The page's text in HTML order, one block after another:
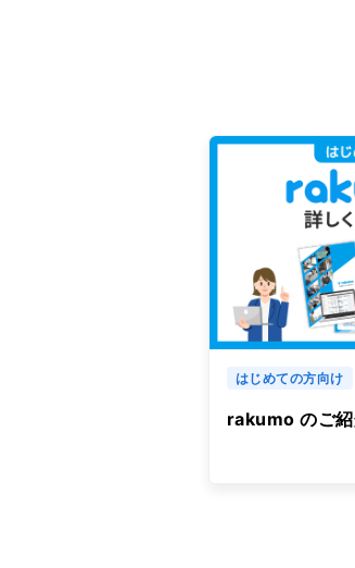
はじめての方向け
rakumo のご